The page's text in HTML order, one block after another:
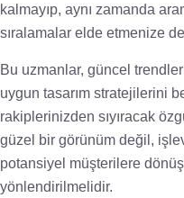
kalmayıp, aynı zamanda
sıralamalar elde etmenize de
Bu uzmanlar, güncel
uygun tasarım stratejilerini
rakiplerinizden sıyıracak
güzel bir görünüm değil,
potansiyel müşterilere
yönlendirilmelidir.